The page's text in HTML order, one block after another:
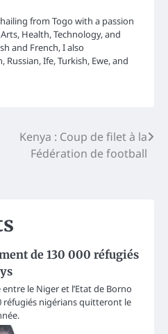
from Togo with a passion
Health, Technology, and
and French, I also
Ife, Turkish, Ewe, and
Kenya : Coup de filet à la
Fédération de football
de 130 000 réfugiés
le Niger et l’Etat de Borno
réfugiés nigérians quitteront le